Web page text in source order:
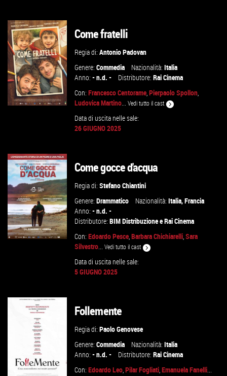
VAI ALLA SCHEDA
VAI ALLA SCHEDA
Come fratelli
Regia di:Antonio Padovan
Genere:Commedia Nazionalità:Italia
Anno:- n.d. - Distributore:Rai Cinema
Con:Francesco Centorame,Pierpaolo Spollon,
Ludovica Martino...Vedi tutto il cast
Data di uscita nelle sale:
26 GIUGNO 2025
VAI ALLA SCHEDA
Come gocce d'acqua
Regia di:Stefano Chiantini
Genere:Drammatico Nazionalità:Italia,Francia
Anno:- n.d. -
Distributore:BIM DistribuzioneeRai Cinema
Con:Edoardo Pesce,Barbara Chichiarelli,Sara
Silvestro...Vedi tutto il cast
Data di uscita nelle sale:
5 GIUGNO 2025
Follemente
Regia di:Paolo Genovese
Genere:Commedia Nazionalità:Italia
Anno:- n.d. - Distributore:Rai Cinema
Con:Edoardo Leo,Pilar Fogliati,Emanuela Fanelli...